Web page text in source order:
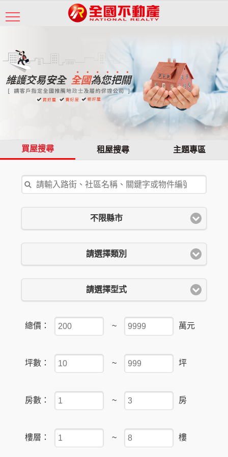
買屋搜尋 租屋搜尋 主題專區
不限縣市
請選擇類別
請選擇型式
總價： ~ 萬元
坪數： ~ 坪
房數： ~ 房
樓層： ~ 樓